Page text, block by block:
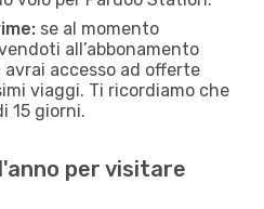
se al momento
all’abbonamento
avrai accesso ad offerte
viaggi. Ti ricordiamo che
15 giorni.
per visitare